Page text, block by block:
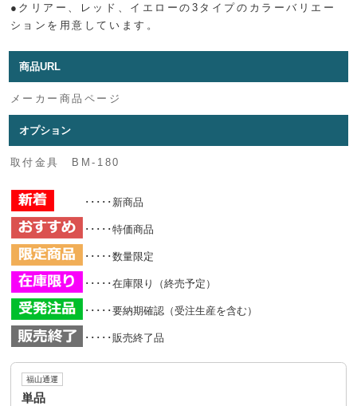
●クリアー、レッド、イエローの3タイプのカラーバリエー
ションを用意しています。
商品URL
メーカー商品ページ
オプション
取付金具 BM-180
･････新商品
･････特価商品
･････数量限定
･････在庫限り（終売予定）
･････要納期確認（受注生産を含む）
･････販売終了品
福山通運
単品